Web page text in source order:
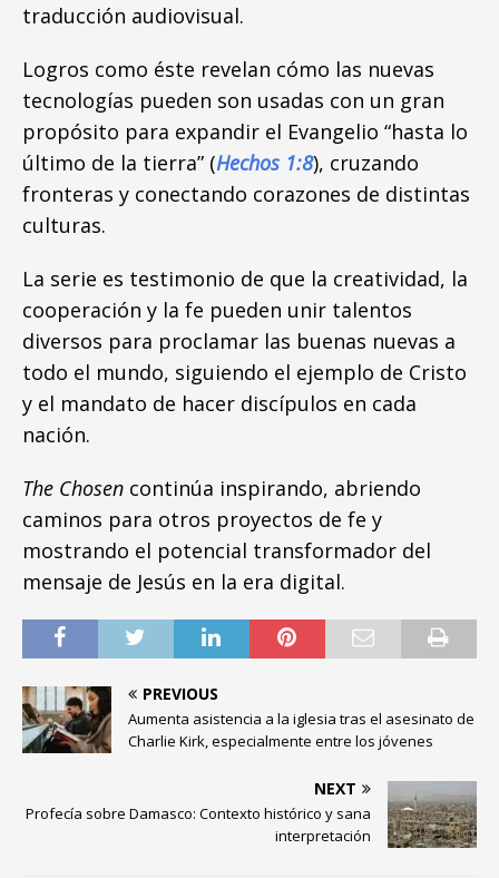
traducción audiovisual.
Logros como éste revelan cómo las nuevas
tecnologías pueden son usadas con un gran
propósito para expandir el Evangelio “hasta lo
último de la tierra” (Hechos 1:8), cruzando
fronteras y conectando corazones de distintas
culturas.
La serie es testimonio de que la creatividad, la
cooperación y la fe pueden unir talentos
diversos para proclamar las buenas nuevas a
todo el mundo, siguiendo el ejemplo de Cristo
y el mandato de hacer discípulos en cada
nación.
The Chosen continúa inspirando, abriendo
caminos para otros proyectos de fe y
mostrando el potencial transformador del
mensaje de Jesús en la era digital.
PREVIOUS
Aumenta asistencia a la iglesia tras el asesinato de
Charlie Kirk, especialmente entre los jóvenes
NEXT
Profecía sobre Damasco: Contexto histórico y sana
interpretación